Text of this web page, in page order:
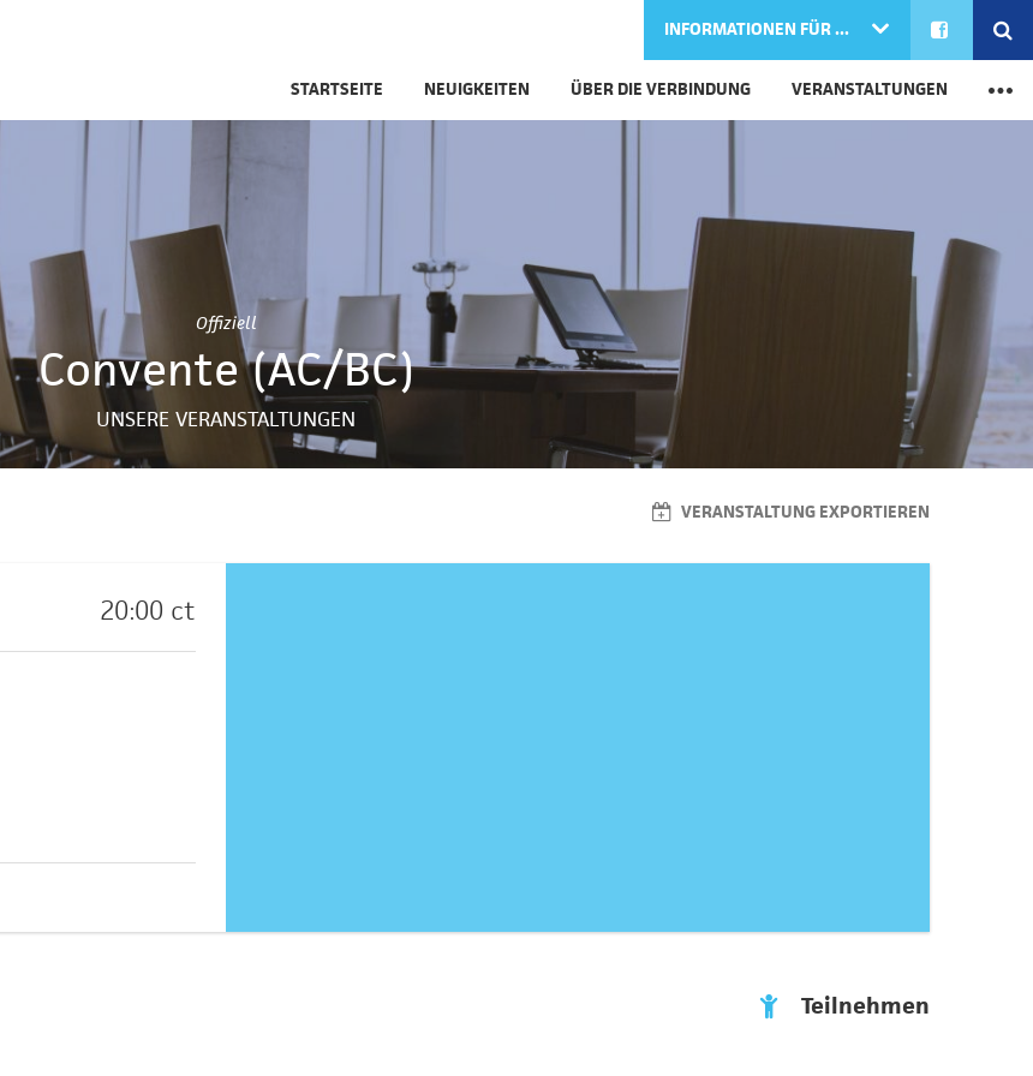
INFORMATIONEN FÜR ... FACEBOOK
STARTSEITE NEUIGKEITEN ÜBER DIE VERBINDUNG VERANSTALTUNGEN
Offiziell
Convente (AC/BC)
UNSERE VERANSTALTUNGEN
VERANSTALTUNG EXPORTIEREN
20:00 ct
Teilnehmen